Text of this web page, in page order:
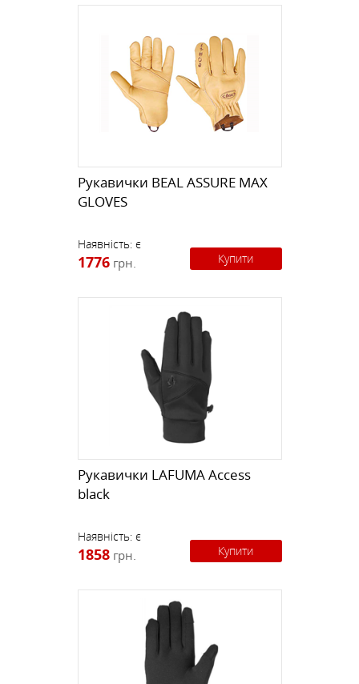
Рукавички BEAL ASSURE MAX
GLOVES
Наявність: є
1776 грн. Купити
Рукавички LAFUMA Access
black
Наявність: є
1858 грн. Купити